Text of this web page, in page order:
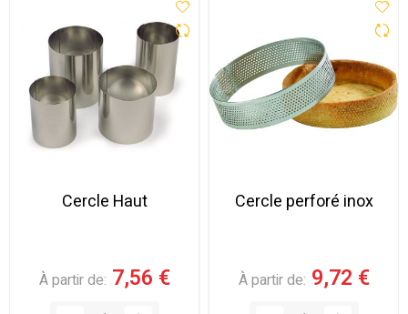
Cercle Haut
À partir de 7,56 €
Cercle perforé inox
À partir de 9,72 €